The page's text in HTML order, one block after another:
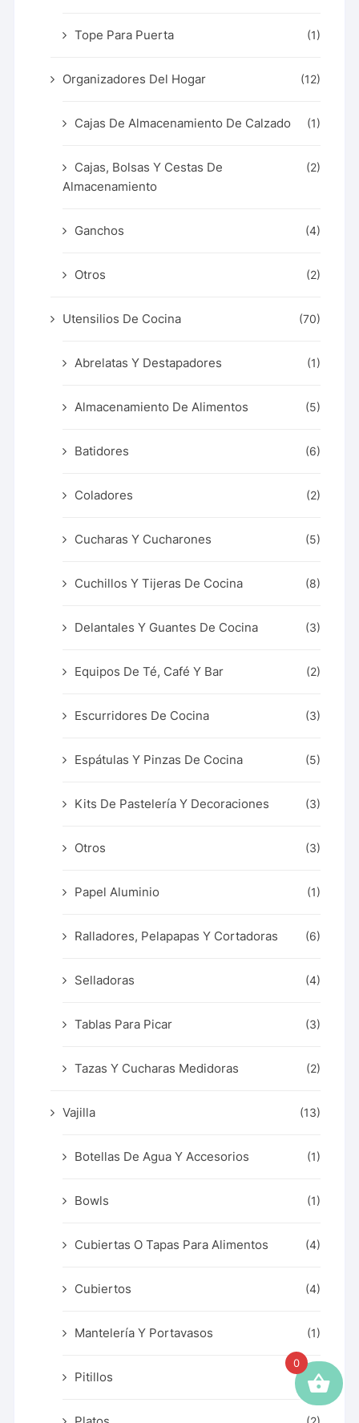
Tope Para Puerta (1)
Organizadores Del Hogar (12)
Cajas De Almacenamiento De Calzado (1)
Cajas, Bolsas Y Cestas De
Almacenamiento
(2)
Ganchos (4)
Otros (2)
Utensilios De Cocina (70)
Abrelatas Y Destapadores (1)
Almacenamiento De Alimentos (5)
Batidores (6)
Coladores (2)
Cucharas Y Cucharones (5)
Cuchillos Y Tijeras De Cocina (8)
Delantales Y Guantes De Cocina (3)
Equipos De Té, Café Y Bar (2)
Escurridores De Cocina (3)
Espátulas Y Pinzas De Cocina (5)
Kits De Pastelería Y Decoraciones (3)
Otros (3)
Papel Aluminio (1)
Ralladores, Pelapapas Y Cortadoras (6)
Selladoras (4)
Tablas Para Picar (3)
Tazas Y Cucharas Medidoras (2)
Vajilla (13)
Botellas De Agua Y Accesorios (1)
Bowls (1)
Cubiertas O Tapas Para Alimentos (4)
Cubiertos (4)
Mantelería Y Portavasos (1)
Pitillos (1)
0